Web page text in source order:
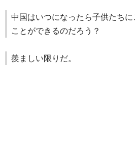
中国はいつになったら子供たち
ことができるのだろう？
羨ましい限りだ。